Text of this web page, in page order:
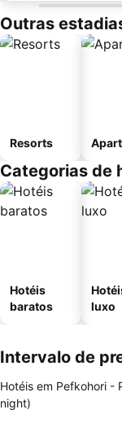
Outras
Resorts
Categorias de
Hotéis
baratos
luxo
Intervalo de
Hotéis em Pefkohori -
night)